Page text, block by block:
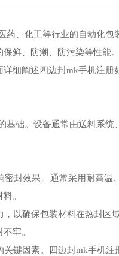
药、化工等行业的自动化
鲜、防潮、防污染等性
细阐述四边封mk手机注册
基础。设备通常由送料系
封效果。通常采用耐高温
。
以确保包装材料在热封区
牢。
键因素。四边封mk手机